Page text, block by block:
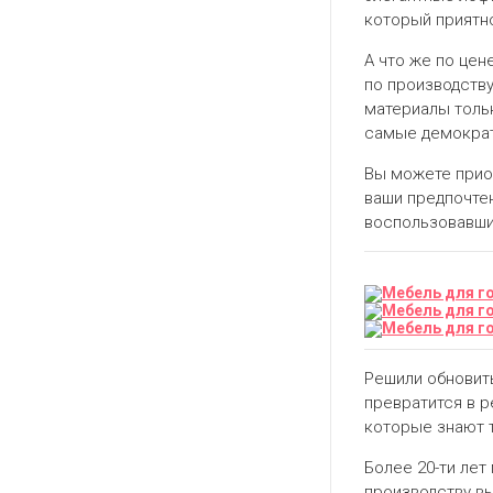
который
А что же по
по
материалы
самые
Вы можете
ваши
Решили
превратится в
которые знают
Более 20-ти